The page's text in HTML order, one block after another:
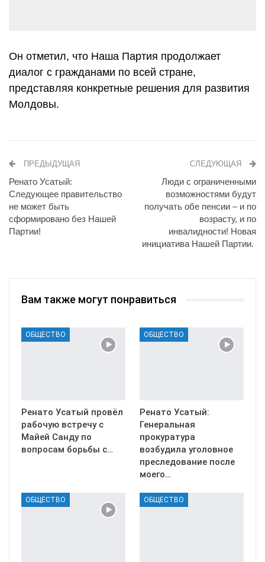
Он отметил, что Наша Партия продолжает
диалог с гражданами по всей стране,
представляя конкретные решения для развития
Молдовы.
ПРЕДЫДУЩАЯ
Ренато Усатый:
Следующее правительство
не может быть
сформировано без Нашей
Партии!
СЛЕДУЮЩАЯ
Люди с ограниченными
возможностями будут
получать обе пенсии – и по
возрасту, и по
инвалидности! Новая
инициатива Нашей Партии.
Вам также могут понравиться
ОБЩЕСТВО
Ренато Усатый провёл
рабочую встречу с
Майей Санду по
вопросам борьбы с…
ОБЩЕСТВО
Ренато Усатый:
Генеральная
прокуратура
возбудила уголовное
преследование после
моего…
ОБЩЕСТВО ОБЩЕСТВО